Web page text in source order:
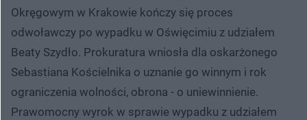
Okręgowym w Krakowie kończy się proces
odwoławczy po wypadku w Oświęcimiu z udziałem
Beaty Szydło. Prokuratura wniosła dla oskarżonego
Sebastiana Kościelnika o uznanie go winnym i rok
ograniczenia wolności, obrona - o uniewinnienie.
Prawomocny wyrok w sprawie wypadku z udziałem